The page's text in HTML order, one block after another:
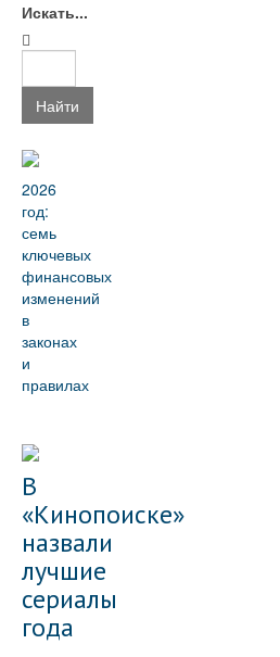
Искать...
Найти
2026
год:
семь
ключевых
финансовых
изменений
в
законах
и
правилах
В
«Кинопоиске»
назвали
лучшие
сериалы
года